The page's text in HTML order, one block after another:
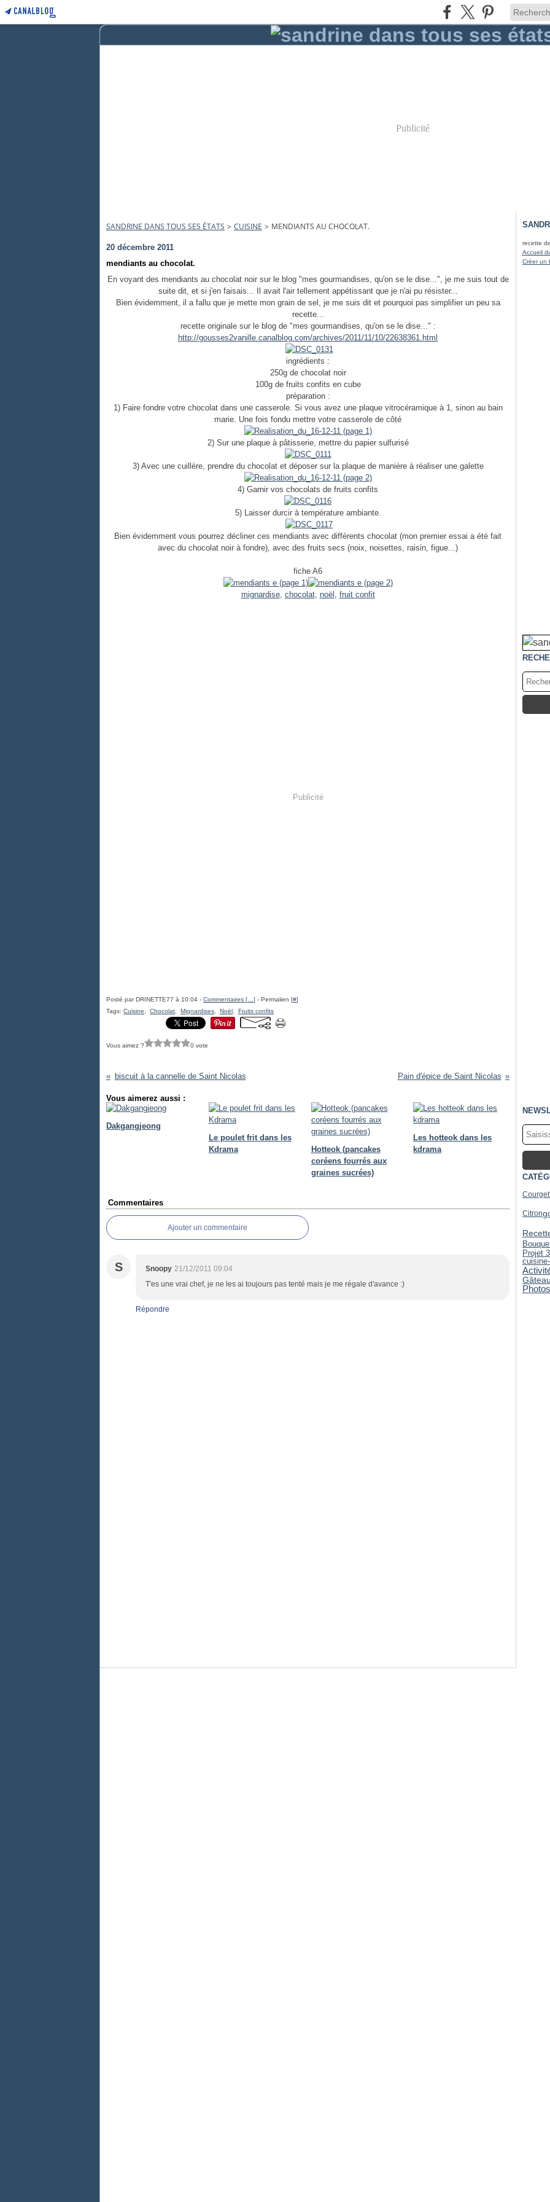
Publicité
SANDRINE DANS TOUS SES ÉTATS > CUISINE > MENDIANTS AU CHOCOLAT.
20 décembre 2011
mendiants au chocolat.
En voyant des mendiants au chocolat noir sur le blog "mes gourmandises, qu'on se le dise...", je me suis tout de
suite dit, et si j'en faisais... Il avait l'air tellement appétissant que je n'ai pu résister...
Bien évidemment, il a fallu que je mette mon grain de sel, je me suis dit et pourquoi pas simplifier un peu sa
recette...
recette originale sur le blog de "mes gourmandises, qu'on se le dise..." :
http://gousses2vanille.canalblog.com/archives/2011/11/10/22638361.html
ingrédients :
250g de chocolat noir
100g de fruits confits en cube
préparation :
1) Faire fondre votre chocolat dans une casserole. Si vous avez une plaque vitrocéramique à 1, sinon au bain
marie. Une fois fondu mettre votre casserole de côté
2) Sur une plaque à pâtisserie, mettre du papier sulfurisé
3) Avec une cuillère, prendre du chocolat et déposer sur la plaque de manière à réaliser une galette
4) Garnir vos chocolats de fruits confits
5) Laisser durcir à température ambiante.
Bien évidemment vous pourrez décliner ces mendiants avec différents chocolat (mon premier essai a été fait
avec du chocolat noir à fondre), avec des fruits secs (noix, noisettes, raisin, figue...)
fiche A6
mignardise, chocolat, noël , fruit confit
Publicité
Posté par DRINETTE77 à 10:04 - Commentaires [ ] - Permalien [#]
Tags: Cuisine Chocolat Mignardises Noël Fruits confits
Vous aimez ? 0 vote
biscuit à la cannelle de Saint Nicolas Pain d'épice de Saint Nicolas
Vous aimerez aussi :
Dakgangjeong
Le poulet frit dans les
Kdrama
Hotteok (pancakes
coréens fourrés aux
graines sucrées)
Les hotteok dans les
kdrama
Commentaires
Ajouter un commentaire
S Snoopy 21/12/2011 09:04
T'es une vrai chef, je ne les ai toujours pas tenté mais je me régale d'avance :)
Répondre
recette
Accueil
Créer un
Citron
Projet
Photos